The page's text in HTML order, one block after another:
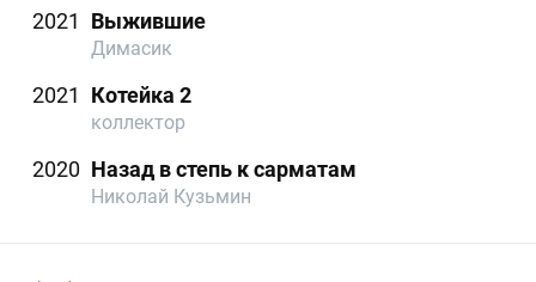
2021 Выжившие
Димасик
2021 Котейка 2
коллектор
2020 Назад в степь к сарматам
Николай Кузьмин